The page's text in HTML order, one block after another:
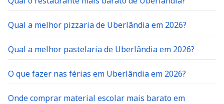
Qual a melhor pizzaria de Uberlândia em 2026?
Qual a melhor pastelaria de Uberlândia em 2026?
O que fazer nas férias em Uberlândia em 2026?
Onde comprar material escolar mais barato em